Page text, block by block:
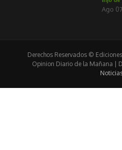
Ago
Derechos Reservados ©
Opinion Diario de la Mañana |